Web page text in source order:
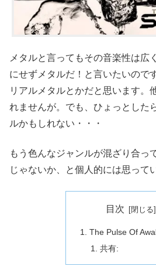
メタルと言ってもその音楽性は広
にせずメタルだ！と言いたいので
リアルメタルとかだと思います。
れませんが。でも、ひょっとした
ルかもしれない・・・
もう色んなジャンルが混ざり合っ
じゃないか、と個人的には思って
目次
The Pulse Of
共有: